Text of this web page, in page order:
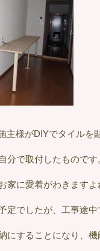
主様がDIYでタイルを
分で取付したものです
家に愛着がわきますよ
定でしたが、工事途
にすることになり、機